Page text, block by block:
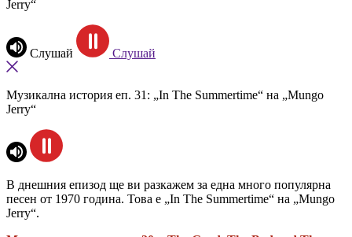
Jerry“
Слушай Слушай
Музикална история еп. 31: „In The Summertime“ на „Mungo
Jerry“
В днешния епизод ще ви разкажем за една много популярна
песен от 1970 година. Това е „In The Summertime“ на „Mungo
Jerry“.